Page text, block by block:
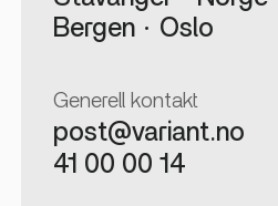
Bergen
Oslo
Generell kontakt
post@variant.no
41 00 00 14